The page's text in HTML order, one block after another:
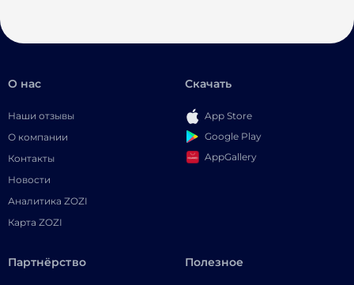
О нас
Наши отзывы
О компании
Контакты
Новости
Аналитика ZOZI
Карта ZOZI
Скачать
App Store
Google Play
AppGallery
Партнёрство Полезное